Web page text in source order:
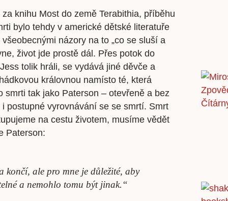
knihu Most do země Terabithia, příběhu
bylo tehdy v americké dětské literatuře
názory na to „co se sluší a
život jde prostě dál. Přes potok do
tolik hráli, se vydává jiné děvče a
královnou namísto té, která
tak jako Paterson – otevřeně a bez
postupné vyrovnávání se se smrtí. Smrt
na cestu životem, musíme vědět
Paterson:
končí, ale pro mne je důležité, aby
a nemohlo tomu být jinak.“